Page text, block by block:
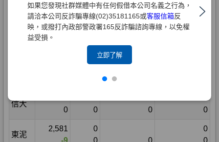
如果您發現社群媒體中有任何假借本公司名義之行為，
請洽本公司反詐騙專線(02)35181165或客服信箱反
映，或撥打內政部警政署165反詐騙諮詢專線，以免權
益受損。
立即了解